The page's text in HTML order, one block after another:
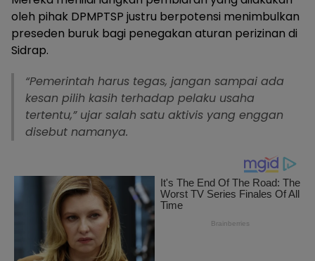
oleh pihak DPMPTSP justru berpotensi menimbulkan
preseden buruk bagi penegakan aturan perizinan di
Sidrap.
“Pemerintah harus tegas, jangan sampai ada
kesan pilih kasih terhadap pelaku usaha
tertentu,” ujar salah satu aktivis yang enggan
disebut namanya.